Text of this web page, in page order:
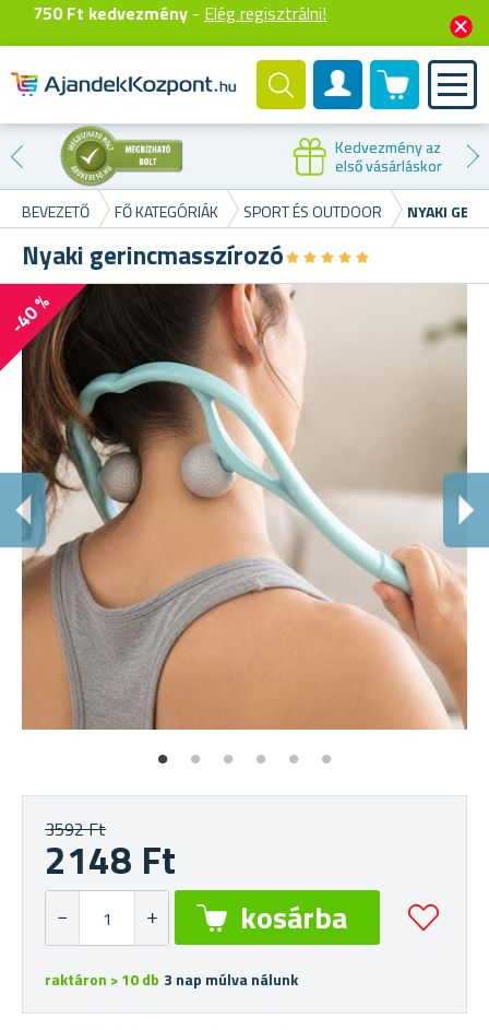
750 Ft kedvezmény - Elég regisztrálni!
Felhasználók fiók
0 termék
Kedvezmény az
első vásárláskor
BEVEZETŐ FŐ KATEGÓRIÁK SPORT ÉS OUTDOOR NYAKI
Nyaki gerincmasszírozó★★★★★
★★★★★
-40 %
3592 Ft
2148 Ft
raktáron > 10 db 3 nap múlva nálunk